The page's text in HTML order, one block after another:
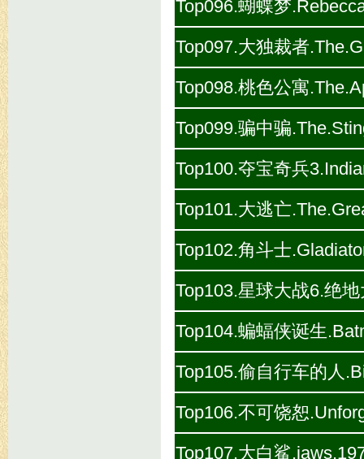
Top096.蝴蝶梦
Top097.大独裁者
Top098.桃色公寓
Top099.骗中骗
Top100.夺宝奇兵
Top101.大逃亡
Top102.角斗士
Top103.星球大战6.绝
Top104.蝙蝠侠诞生
Top105.偷自行车的人
Top106.不可饶恕
Top107.大白鲨